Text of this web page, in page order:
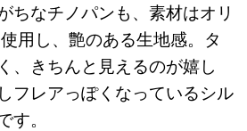
ちなチノパンも、素材はオリ
用し、艶のある生地感。タ
、きちんと見えるのが嬉し
フレアっぽくなっているシル
。